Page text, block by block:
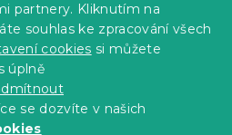
partnery. Kliknutím na
souhlas ke zpracování všech
cookies si můžete
úplně
se dozvíte v našich